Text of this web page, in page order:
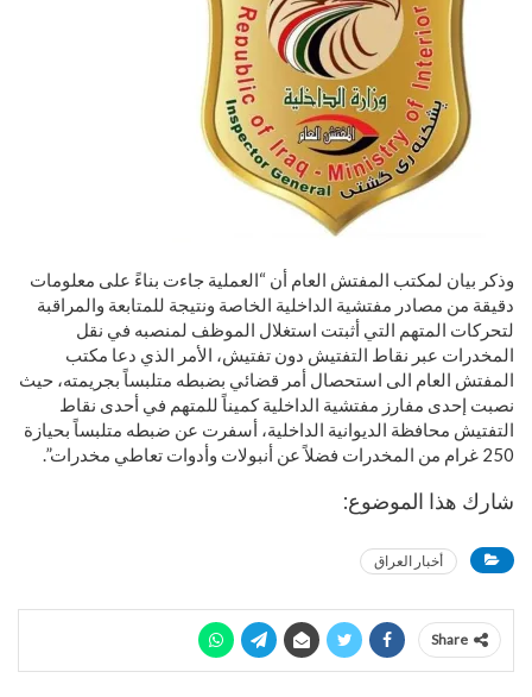
وذكر بيان لمكتب المفتش العام أن “العملية جاءت بناءً على معلومات
دقيقة من مصادر مفتشية الداخلية الخاصة ونتيجة للمتابعة والمراقبة
لتحركات المتهم التي أثبتت استغلال الموظف لمنصبه في نقل
المخدرات عبر نقاط التفتيش دون تفتيش، الأمر الذي دعا مكتب
المفتش العام الى استحصال أمر قضائي بضبطه متلبساً بجريمته، حيث
نصبت إحدى مفارز مفتشية الداخلية كميناً للمتهم في أحدى نقاط
التفتيش محافظة الديوانية الداخلية، أسفرت عن ضبطه متلبساً بحيازة
250 غرام من المخدرات فضلاً عن أنبولات وأدوات تعاطي مخدرات”.
شارك هذا الموضوع:
أخبار العراق
Share